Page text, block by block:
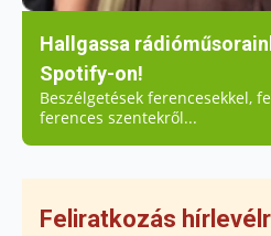
Hallgassa
Spotify-on!
Beszélgetések ferencesekkel,
ferences szentekről...
Feliratkozás